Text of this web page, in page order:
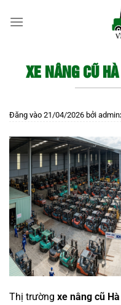
qua
XE NÂNG CŨ
Đăng vào 21/04/2026 bởi
Thị trường xe nâng cũ